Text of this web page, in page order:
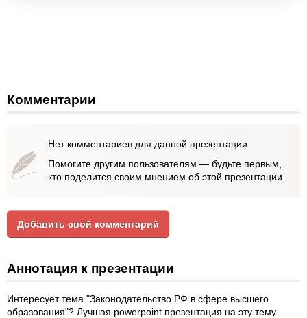
Комментарии
Нет комментариев для данной презентации
Помогите другим пользователям — будьте первым,
кто поделится своим мнением об этой презентации.
Добавить свой комментарий
Аннотация к презентации
Интересует тема "Законодательство РФ в сфере высшего
образования"? Лучшая powerpoint презентация на эту тему